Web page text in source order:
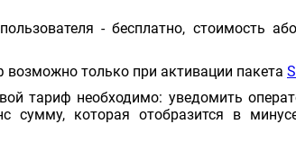
- бесплатно, стоимость
только при активации пакета
тариф необходимо: уведомить
сумму, которая отобразится в